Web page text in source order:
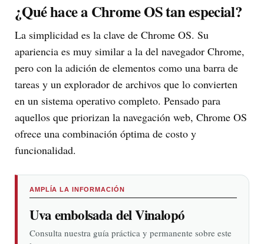
¿Qué hace a Chrome OS tan especial?
La simplicidad es la clave de Chrome OS. Su
apariencia es muy similar a la del navegador Chrome,
pero con la adición de elementos como una barra de
tareas y un explorador de archivos que lo convierten
en un sistema operativo completo. Pensado para
aquellos que priorizan la navegación web, Chrome OS
ofrece una combinación óptima de costo y
funcionalidad.
AMPLÍA LA INFORMACIÓN
Uva embolsada del Vinalopó
Consulta nuestra guía práctica y permanente sobre este